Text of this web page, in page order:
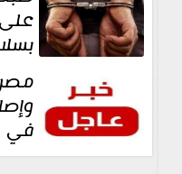
الملابس بمحل
قطعي في
في